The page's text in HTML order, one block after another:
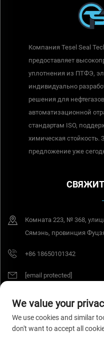
Компания Tesel Seal
предоставляет
уплотнения из ПТФЭ,
индивидуально
решения для
автоматизационной
стандартам ISO,
химическая стойкость.
предложение уже
Комната 223, № 368,
Сямэнь, провинция
+86 18650101342
[email protected]
© 2026 Tesel Seal Tech (Сямэнь)
конфиденциальности
We value your
We use cookies and similar
don't want to accept all